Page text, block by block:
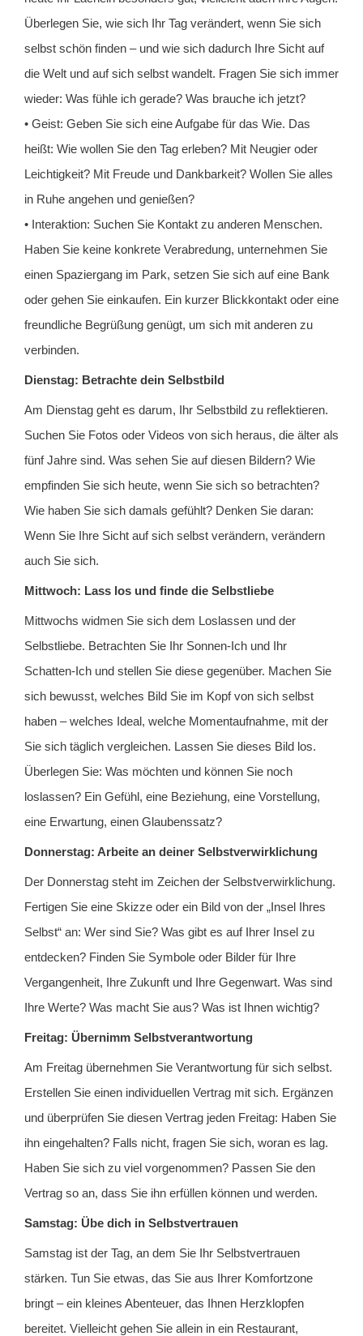
Überlegen Sie, wie sich Ihr Tag verändert, wenn Sie sich
selbst schön finden – und wie sich dadurch Ihre Sicht auf
die Welt und auf sich selbst wandelt. Fragen Sie sich immer
wieder: Was fühle ich gerade? Was brauche ich jetzt?
• Geist: Geben Sie sich eine Aufgabe für das Wie. Das
heißt: Wie wollen Sie den Tag erleben? Mit Neugier oder
Leichtigkeit? Mit Freude und Dankbarkeit? Wollen Sie alles
in Ruhe angehen und genießen?
• Interaktion: Suchen Sie Kontakt zu anderen Menschen.
Haben Sie keine konkrete Verabredung, unternehmen Sie
einen Spaziergang im Park, setzen Sie sich auf eine Bank
oder gehen Sie einkaufen. Ein kurzer Blickkontakt oder eine
freundliche Begrüßung genügt, um sich mit anderen zu
verbinden.
Dienstag: Betrachte dein Selbstbild
Am Dienstag geht es darum, Ihr Selbstbild zu reflektieren.
Suchen Sie Fotos oder Videos von sich heraus, die älter als
fünf Jahre sind. Was sehen Sie auf diesen Bildern? Wie
empfinden Sie sich heute, wenn Sie sich so betrachten?
Wie haben Sie sich damals gefühlt? Denken Sie daran:
Wenn Sie Ihre Sicht auf sich selbst verändern, verändern
auch Sie sich.
Mittwoch: Lass los und finde die Selbstliebe
Mittwochs widmen Sie sich dem Loslassen und der
Selbstliebe. Betrachten Sie Ihr Sonnen-Ich und Ihr
Schatten-Ich und stellen Sie diese gegenüber. Machen Sie
sich bewusst, welches Bild Sie im Kopf von sich selbst
haben – welches Ideal, welche Momentaufnahme, mit der
Sie sich täglich vergleichen. Lassen Sie dieses Bild los.
Überlegen Sie: Was möchten und können Sie noch
loslassen? Ein Gefühl, eine Beziehung, eine Vorstellung,
eine Erwartung, einen Glaubenssatz?
Donnerstag: Arbeite an deiner Selbstverwirklichung
Der Donnerstag steht im Zeichen der Selbstverwirklichung.
Fertigen Sie eine Skizze oder ein Bild von der „Insel Ihres
Selbst“ an: Wer sind Sie? Was gibt es auf Ihrer Insel zu
entdecken? Finden Sie Symbole oder Bilder für Ihre
Vergangenheit, Ihre Zukunft und Ihre Gegenwart. Was sind
Ihre Werte? Was macht Sie aus? Was ist Ihnen wichtig?
Freitag: Übernimm Selbstverantwortung
Am Freitag übernehmen Sie Verantwortung für sich selbst.
Erstellen Sie einen individuellen Vertrag mit sich. Ergänzen
und überprüfen Sie diesen Vertrag jeden Freitag: Haben Sie
ihn eingehalten? Falls nicht, fragen Sie sich, woran es lag.
Haben Sie sich zu viel vorgenommen? Passen Sie den
Vertrag so an, dass Sie ihn erfüllen können und werden.
Samstag: Übe dich in Selbstvertrauen
Samstag ist der Tag, an dem Sie Ihr Selbstvertrauen
stärken. Tun Sie etwas, das Sie aus Ihrer Komfortzone
bringt – ein kleines Abenteuer, das Ihnen Herzklopfen
bereitet. Vielleicht gehen Sie allein in ein Restaurant,